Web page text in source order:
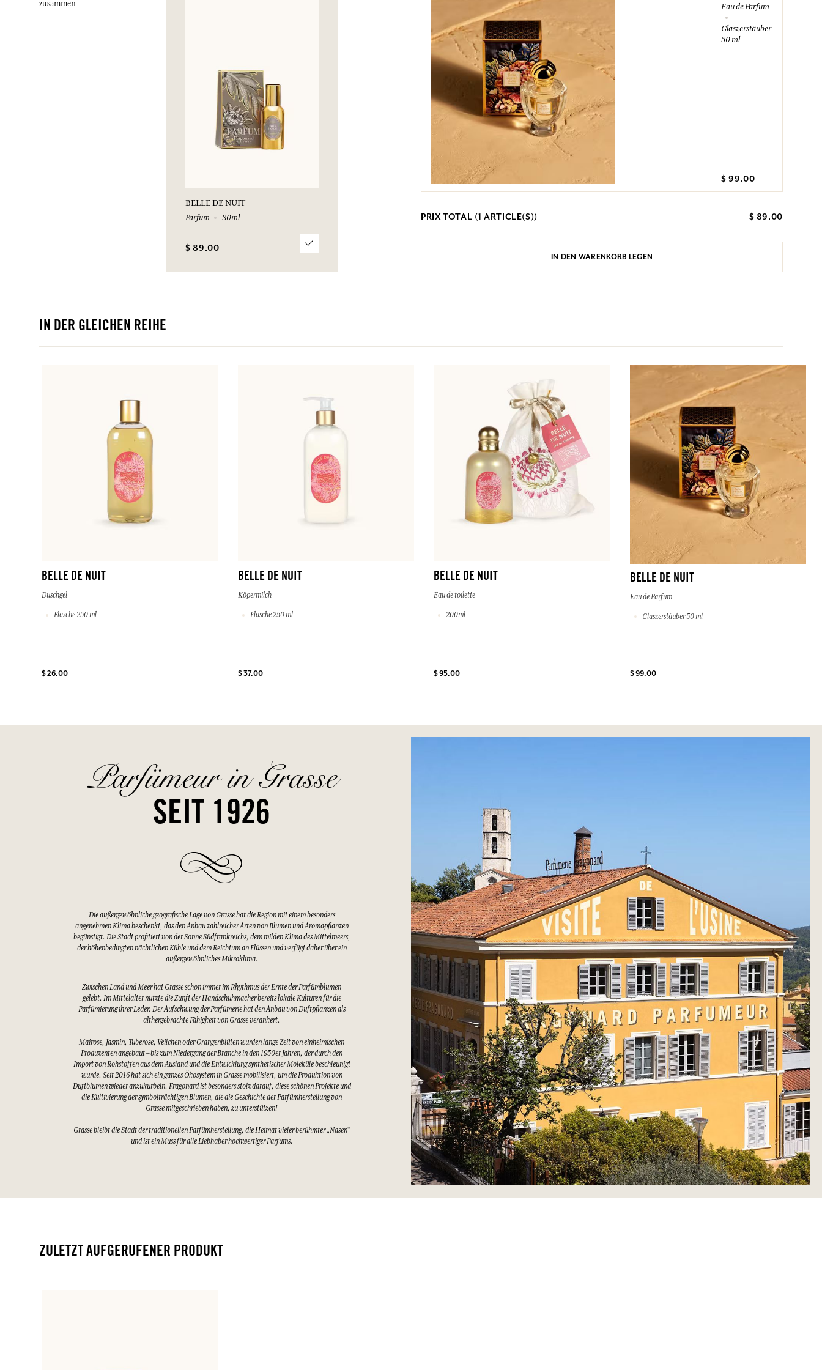
zusammen
BELLE DE NUIT
Parfum
30ml
$ 89.00
Eau de Parfum
Glaszerstäuber
50 ml
$ 99.00
PRIX TOTAL (1 ARTICLE(S)) $ 89.00
IN DEN WARENKORB LEGEN
IN DER GLEICHEN REIHE
BELLE DE NUIT
Duschgel
Flasche 250 ml
$ 26.00
BELLE DE NUIT
Köpermilch
Flasche 250 ml
$ 37.00
BELLE DE NUIT
Eau de toilette
200ml
$ 95.00
BELLE DE NUIT
Eau de Parfum
Glaszerstäuber 50 ml
$ 99.00
Parfümeur in Grasse
SEIT 1926
Die außergewöhnliche geografische Lage von Grasse hat die Region mit einem besonders
angenehmen Klima beschenkt, das den Anbau zahlreicher Arten von Blumen und Aromapflanzen
begünstigt. Die Stadt profitiert von der Sonne Südfrankreichs, dem milden Klima des Mittelmeers,
der höhenbedingten nächtlichen Kühle und dem Reichtum an Flüssen und verfügt daher über ein
außergewöhnliches Mikroklima.
Zwischen Land und Meer hat Grasse schon immer im Rhythmus der Ernte der Parfümblumen
gelebt. Im Mittelalter nutzte die Zunft der Handschuhmacher bereits lokale Kulturen für die
Parfümierung ihrer Leder. Der Aufschwung der Parfümerie hat den Anbau von Duftpflanzen als
althergebrachte Fähigkeit von Grasse verankert.
Mairose, Jasmin, Tuberose, Veilchen oder Orangenblüten wurden lange Zeit von einheimischen
Produzenten angebaut – bis zum Niedergang der Branche in den 1950er Jahren, der durch den
Import von Rohstoffen aus dem Ausland und die Entwicklung synthetischer Moleküle beschleunigt
wurde. Seit 2016 hat sich ein ganzes Ökosystem in Grasse mobilisiert, um die Produktion von
Duftblumen wieder anzukurbeln. Fragonard ist besonders stolz darauf, diese schönen Projekte und
die Kultivierung der symbolträchtigen Blumen, die die Geschichte der Parfümherstellung von
Grasse mitgeschrieben haben, zu unterstützen!
Grasse bleibt die Stadt der traditionellen Parfümherstellung, die Heimat vieler berühmter „Nasen“
und ist ein Muss für alle Liebhaber hochwertiger Parfums.
ZULETZT AUFGERUFENER PRODUKT